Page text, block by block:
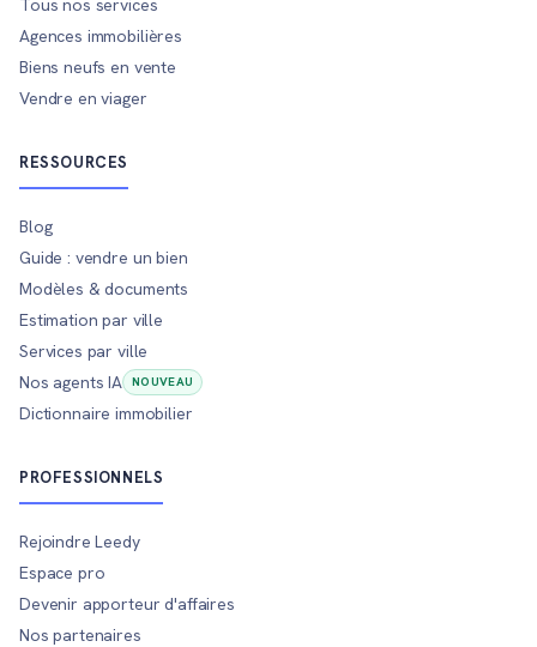
Tous nos services
Agences immobilières
Biens neufs en vente
Vendre en viager
RESSOURCES
Blog
Guide : vendre un bien
Modèles & documents
Estimation par ville
Services par ville
Nos agents IA
NOUVEAU
Dictionnaire immobilier
PROFESSIONNELS
Rejoindre Leedy
Espace pro
Devenir apporteur d'affaires
Nos partenaires